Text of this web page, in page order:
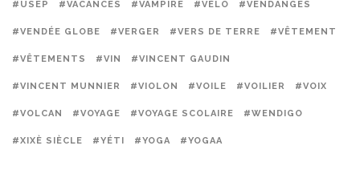
#USEP #VACANCES #VAMPIRE #VÉLO #VENDANGES
#VENDÉE GLOBE #VERGER #VERS DE TERRE #VÊTEMENT
#VÊTEMENTS #VIN #VINCENT GAUDIN
#VINCENT MUNNIER #VIOLON #VOILE #VOILIER #VOIX
#VOLCAN #VOYAGE #VOYAGE SCOLAIRE #WENDIGO
#XIXÈ SIÈCLE #YÉTI #YOGA #YOGAA